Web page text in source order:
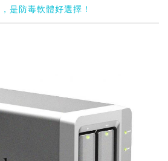
是防毒軟體好選擇！